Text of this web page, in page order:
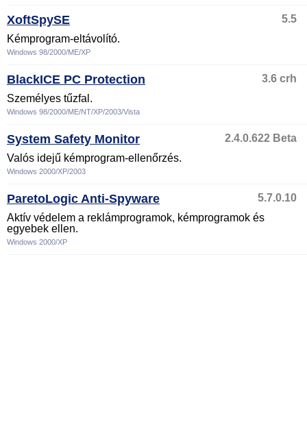
XoftSpySE
5.5
Kémprogram-eltávolító.
Windows 98/2000/ME/XP
BlackICE PC Protection
3.6 crh
Személyes tűzfal.
Windows 98/2000/ME/NT/XP/2003/Vista
System Safety Monitor
2.4.0.622 Beta
Valós idejű kémprogram-ellenőrzés.
Windows 2000/XP/2003
ParetoLogic Anti-Spyware
5.7.0.10
Aktív védelem a reklámprogramok, kémprogramok és
egyebek ellen.
Windows 2000/XP